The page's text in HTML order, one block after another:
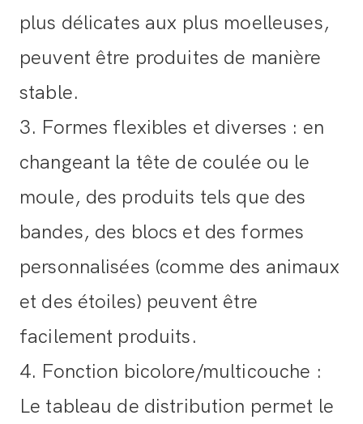
plus délicates aux plus moelleuses,
peuvent être produites de manière
stable.
3. Formes flexibles et diverses : en
changeant la tête de coulée ou le
moule, des produits tels que des
bandes, des blocs et des formes
personnalisées (comme des animaux
et des étoiles) peuvent être
facilement produits.
4. Fonction bicolore/multicouche :
Le tableau de distribution permet le